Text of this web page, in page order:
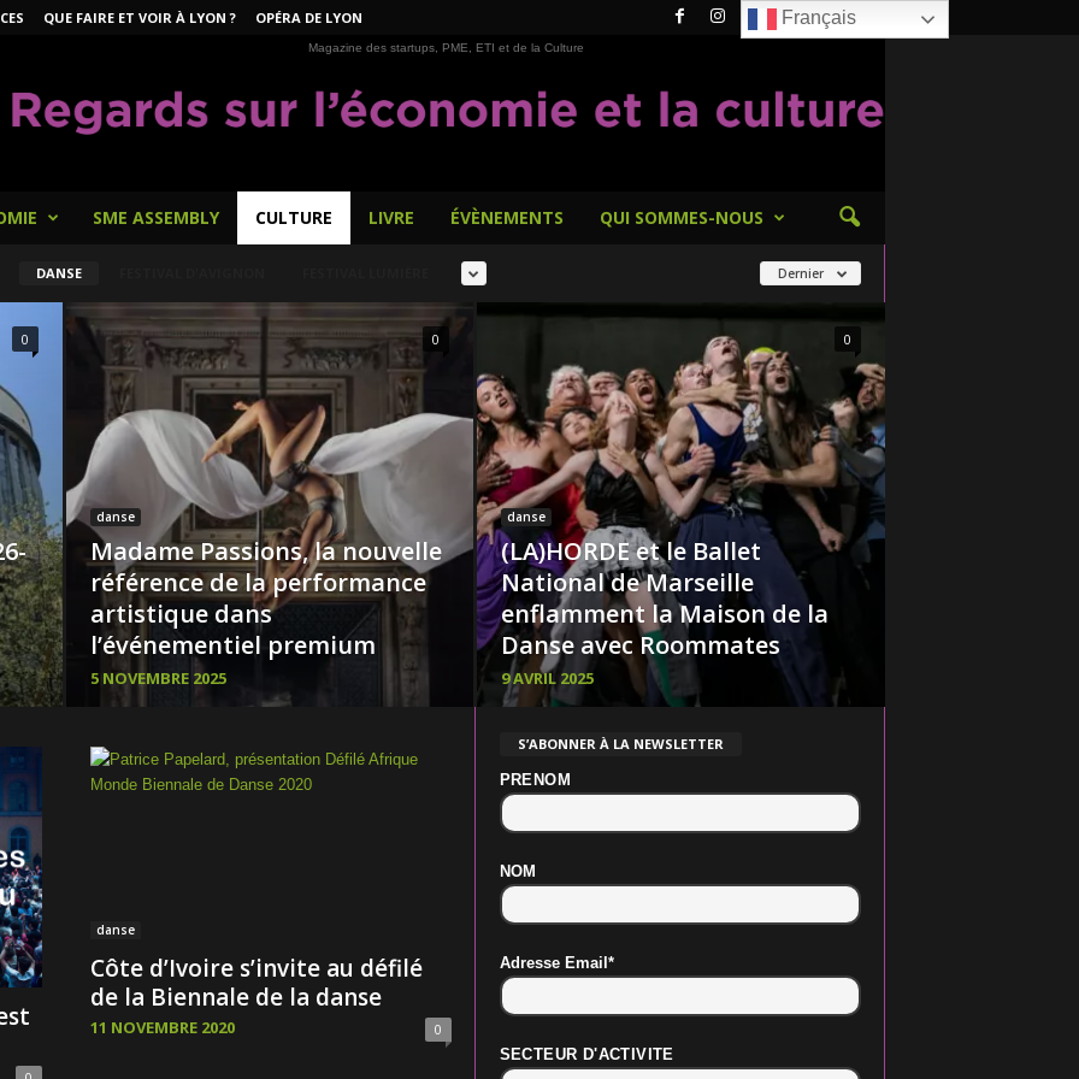
QUE FAIRE ET VOIR À LYON ? OPÉRA DE LYON
Magazine des startups, PME, ETI et de la Culture
SME ASSEMBLY CULTURE LIVRE ÉVÈNEMENTS QUI SOMMES-NOUS
DANSE Dernier
0
danse
Madame Passions, la nouvelle
référence de la performance
artistique dans
l’événementiel premium
5 NOVEMBRE 2025
0
danse
(LA)HORDE et le Ballet
National de Marseille
enflamment la Maison de la
Danse avec Roommates
9 AVRIL 2025
0
danse
Côte d’Ivoire s’invite au défilé
de la Biennale de la danse
11 NOVEMBRE 2020 0
S’ABONNER À LA NEWSLETTER
PRENOM
NOM
Adresse Email*
SECTEUR D'ACTIVITE
Français